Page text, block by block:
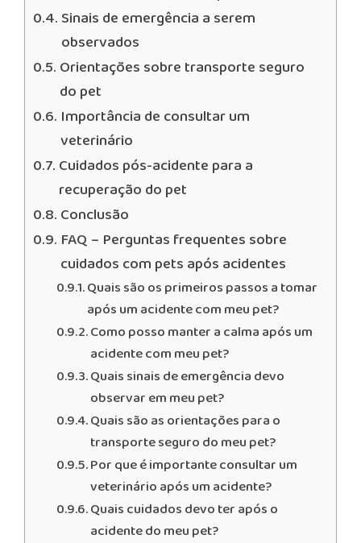
Sinais de emergência a serem
observados
Orientações sobre transporte seguro
do pet
Importância de consultar um
veterinário
Cuidados pós-acidente para a
recuperação do pet
Conclusão
FAQ – Perguntas frequentes sobre
cuidados com pets após acidentes
Quais são os primeiros passos a tomar
após um acidente com meu pet?
Como posso manter a calma após um
acidente com meu pet?
Quais sinais de emergência devo
observar em meu pet?
Quais são as orientações para o
transporte seguro do meu pet?
Por que é importante consultar um
veterinário após um acidente?
Quais cuidados devo ter após o
acidente do meu pet?